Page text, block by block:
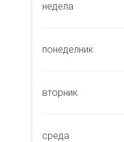
недела
понеделник
вторник
среда